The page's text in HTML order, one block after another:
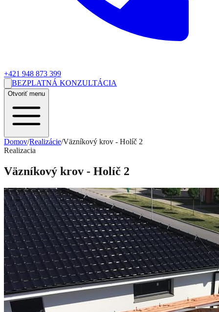
+421 948 873 399
BEZPLATNÁ KONZULTÁCIA
Otvoriť menu
Domov/Realizácie/Väzníkový krov - Holíč 2
Realizacia
Väzníkový krov - Holíč 2